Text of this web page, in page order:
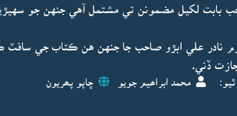
بابت لکيل مضمونن تي مشتمل آهي جنهن جو
نادر علي ابڙو صاحب جا جنهن هن ڪتاب جي سافٽ
ڏني.
محمد ابراھيم جويو ڇاپو پھريون